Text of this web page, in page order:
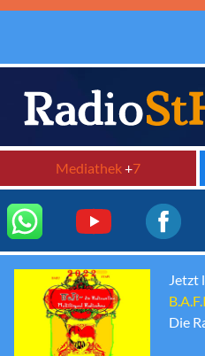
Mediathek+7
Jetzt
B.A.F.I
Die